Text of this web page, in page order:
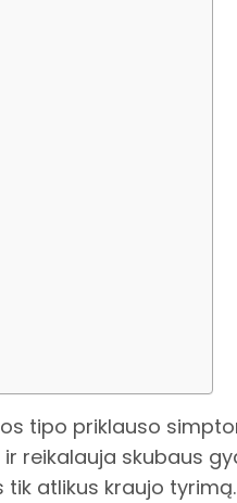
tipo priklauso
reikalauja skubaus
atlikus kraujo tyrimą.